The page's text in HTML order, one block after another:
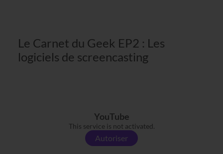
Le Carnet du Geek EP2 : Les
logiciels de screencasting
YouTube
This service is not activated.
Autoriser